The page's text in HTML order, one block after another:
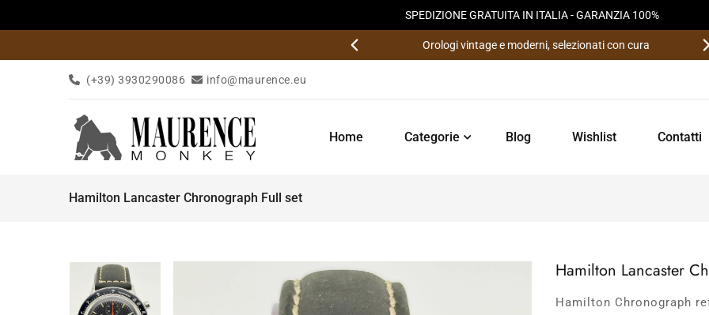
SPEDIZIONE GRATUITA IN ITALIA - GARANZIA 100%
Orologi vintage e moderni, selezionati con cura
(+39) 3930290086 info@maurence.eu
Home Categorie Blog Wishlist Contatti
Hamilton Lancaster Chronograph Full set
Hamilton Lancaster
Hamilton Chronograph